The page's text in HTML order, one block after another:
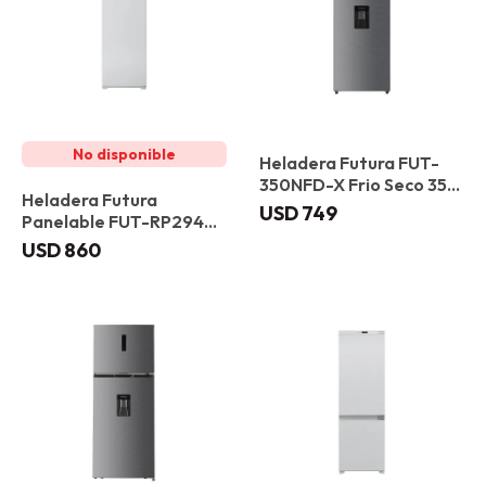
Heladera Futura
Panelable FUT-RP294NF
Frio Seco 300 L
USD860
Heladera Futura FUT-
350NFD-X Frio Seco 354
LUSD749